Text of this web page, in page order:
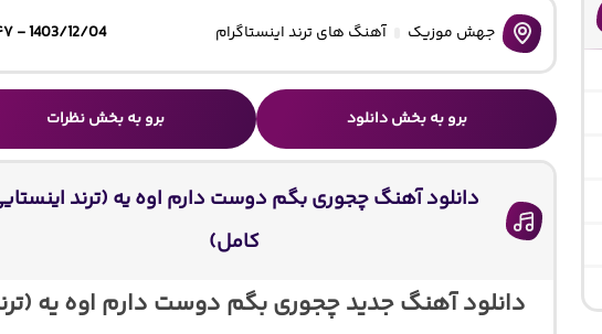
جهش موزیک آهنگ های ترند اینستاگرام 1403/12/04 - ۰۷:۴۷
برو به بخش دانلود برو به بخش نظرات
دانلود آهنگ چجوری بگم دوست دارم اوه یه (ترند
کامل)
دانلود آهنگ جدید چجوری بگم دوست دارم اوه یه